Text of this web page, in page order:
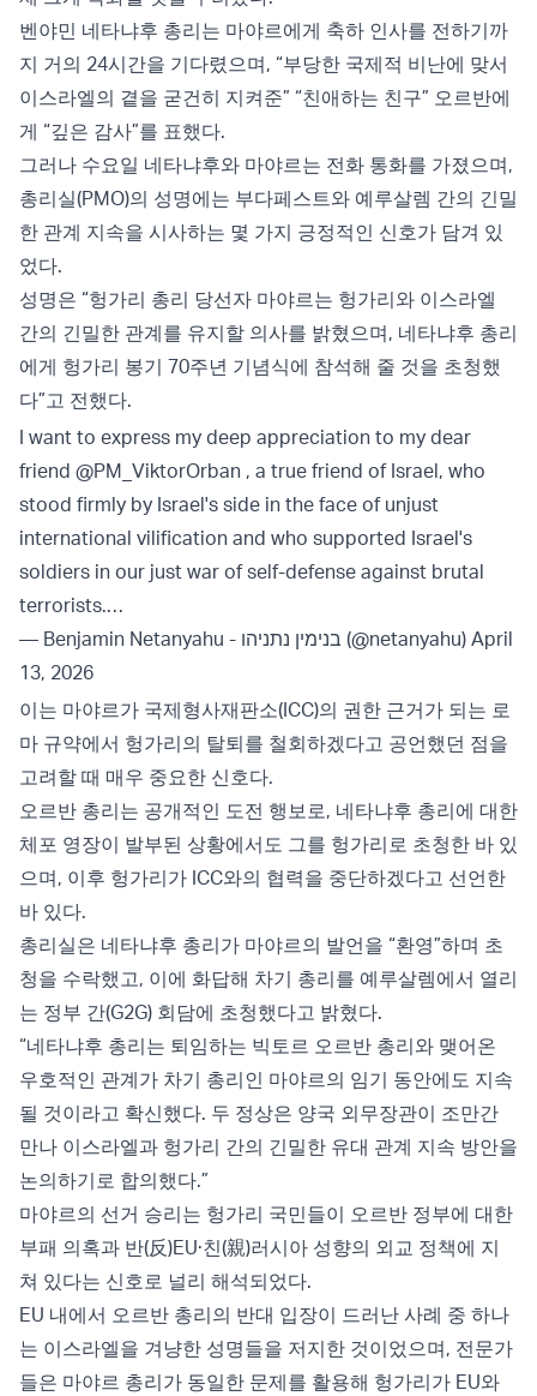
벤야민 네타냐후 총리는 마야르에게 축하 인사를 전하기까
지 거의 24시간을 기다렸으며, “부당한 국제적 비난에 맞서
이스라엘의 곁을 굳건히 지켜준” “친애하는 친구” 오르반에
게 “깊은 감사”를 표했다.
그러나 수요일 네타냐후와 마야르는 전화 통화를 가졌으며,
총리실(PMO)의 성명에는 부다페스트와 예루살렘 간의 긴밀
한 관계 지속을 시사하는 몇 가지 긍정적인 신호가 담겨 있
었다.
성명은 “헝가리 총리 당선자 마야르는 헝가리와 이스라엘
간의 긴밀한 관계를 유지할 의사를 밝혔으며, 네타냐후 총리
에게 헝가리 봉기 70주년 기념식에 참석해 줄 것을 초청했
다”고 전했다.
I want to express my deep appreciation to my dear
friend @PM_ViktorOrban , a true friend of Israel, who
stood firmly by Israel's side in the face of unjust
international vilification and who supported Israel's
soldiers in our just war of self-defense against brutal
terrorists.…
— Benjamin Netanyahu - בנימין נתניהו (@netanyahu) April
13, 2026
이는 마야르가 국제형사재판소(ICC)의 권한 근거가 되는 로
마 규약에서 헝가리의 탈퇴를 철회하겠다고 공언했던 점을
고려할 때 매우 중요한 신호다.
오르반 총리는 공개적인 도전 행보로, 네타냐후 총리에 대한
체포 영장이 발부된 상황에서도 그를 헝가리로 초청한 바 있
으며, 이후 헝가리가 ICC와의 협력을 중단하겠다고 선언한
바 있다.
총리실은 네타냐후 총리가 마야르의 발언을 “환영”하며 초
청을 수락했고, 이에 화답해 차기 총리를 예루살렘에서 열리
는 정부 간(G2G) 회담에 초청했다고 밝혔다.
“네타냐후 총리는 퇴임하는 빅토르 오르반 총리와 맺어온
우호적인 관계가 차기 총리인 마야르의 임기 동안에도 지속
될 것이라고 확신했다. 두 정상은 양국 외무장관이 조만간
만나 이스라엘과 헝가리 간의 긴밀한 유대 관계 지속 방안을
논의하기로 합의했다.”
마야르의 선거 승리는 헝가리 국민들이 오르반 정부에 대한
부패 의혹과 반(反)EU·친(親)러시아 성향의 외교 정책에 지
쳐 있다는 신호로 널리 해석되었다.
EU 내에서 오르반 총리의 반대 입장이 드러난 사례 중 하나
는 이스라엘을 겨냥한 성명들을 저지한 것이었으며, 전문가
들은 마야르 총리가 동일한 문제를 활용해 헝가리가 EU와